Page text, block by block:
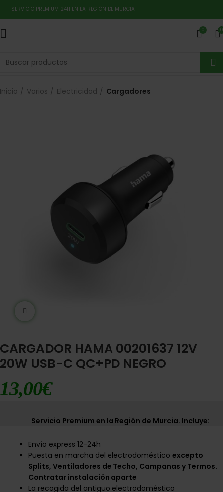
SERVICIO PREMIUM 24H EN LA REGIÓN DE MURCIA
0 0
Inicio Varios Electricidad Cargadores
CARGADOR HAMA 00201637 12V
20W USB-C QC+PD NEGRO
13,00€
Servicio Premium en la Región de Murcia. Incluye:
Envío express 12-24h
Puesta en marcha del electrodomésticoexcepto
Splits, Ventiladores de Techo, Campanas y Termos.
Contratar instalación aparte
La recogida del antiguo electrodoméstico